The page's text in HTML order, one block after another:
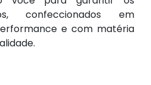
confeccionados em
e com matéria